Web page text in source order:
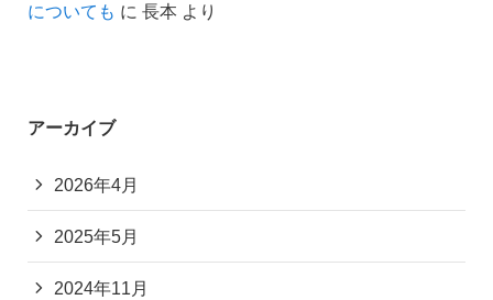
についても に 長本 より
アーカイブ
2026年4月
2025年5月
2024年11月